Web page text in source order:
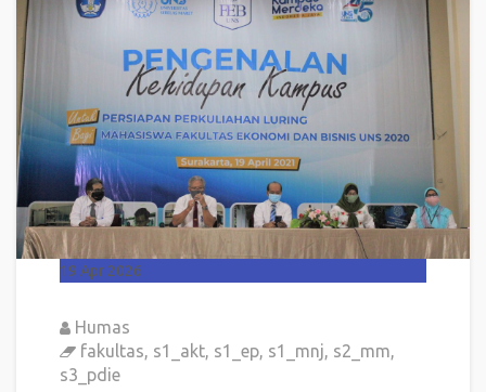
19 Apr 2026
Humas
fakultas, s1_akt, s1_ep, s1_mnj, s2_mm,
s3_pdie